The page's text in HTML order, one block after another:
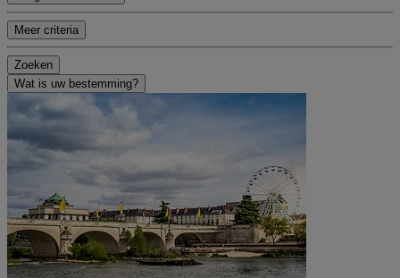
Meer criteria
Zoeken
Wat is uw bestemming?